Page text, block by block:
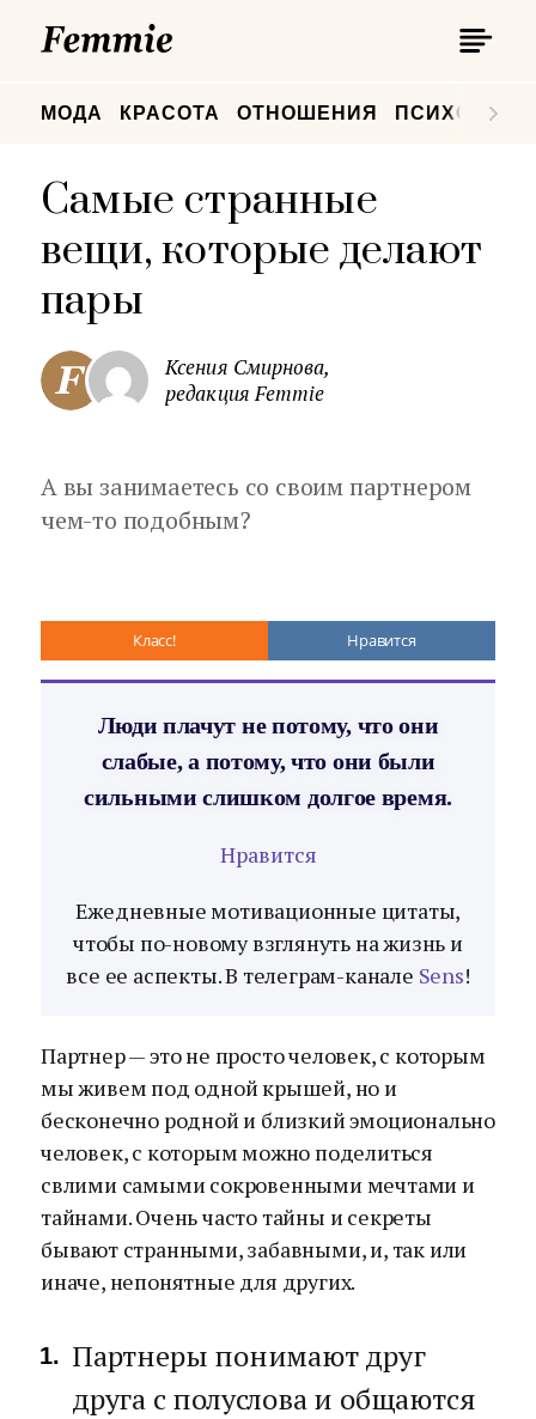
МОДА КРАСОТА ОТНОШЕНИЯ
Самые странные
вещи, которые делают
пары
Ксения Смирнова,
редакция Femmie
А вы занимаетесь со своим партнером
чем-то подобным?
Класс! Нравится
Люди плачут не потому, что они
слабые, а потому, что они были
сильными слишком долгое время.
Нравится
Ежедневные мотивационные цитаты,
чтобы по-новому взглянуть на жизнь и
все ее аспекты. В телеграм-канале Sens!
Партнер — это не просто человек, с которым
мы живем под одной крышей, но и
бесконечно родной и близкий эмоционально
человек, с которым можно поделиться
свлими самыми сокровенными мечтами и
тайнами. Очень часто тайны и секреты
бывают странными, забавными, и, так или
иначе, непонятные для других.
Партнеры понимают друг
друга с полуслова и общаются